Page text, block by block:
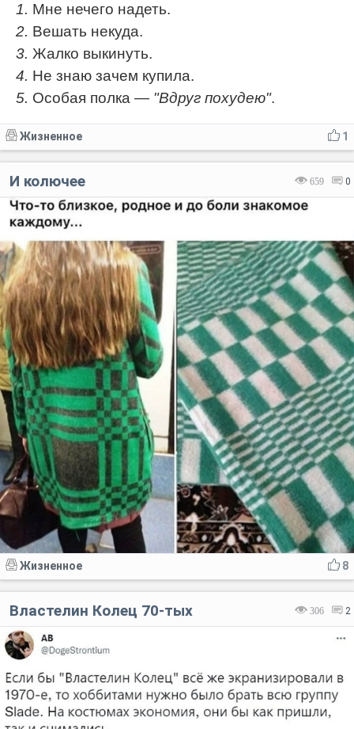
Код:1. Мне нечего надеть.
2. Вешать некуда.
3. Жалко выкинуть.
4. Не знаю зачем купила.
5. Особая полка — "Вдруг похудею".
1
Жизненное
659 0
И колючее
8
Жизненное
306 2
Властелин Колец 70-тых